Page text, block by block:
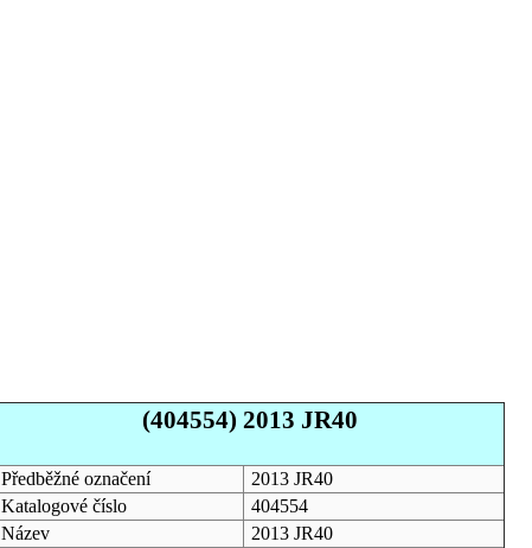
(404554) 2013 JR40
Předběžné označení
2013 JR40
Katalogové číslo
404554
Název
2013 JR40